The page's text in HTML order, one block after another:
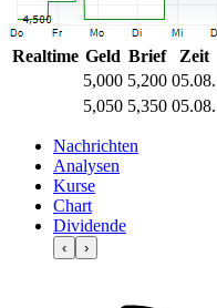
Realtime Geld Brief
Zeit
5,000 5,200 05.08.
5,050 5,350 05.08.
Nachrichten
Analysen
Kurse
Chart
Dividende
‹ ›